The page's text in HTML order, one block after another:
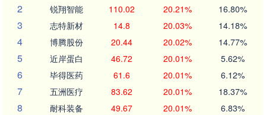
2 锐翔智能 110.02 20.21% 16.80%
3 志特新材 14.8 20.03% 14.18%
4 博腾股份 20.44 20.02% 14.77%
5 近岸蛋白 46.72 20.01% 5.62%
6 毕得医药 61.6 20.01% 6.12%
7 五洲医疗 83.62 20.01% 18.37%
8 耐科装备 49.67 20.01% 6.83%